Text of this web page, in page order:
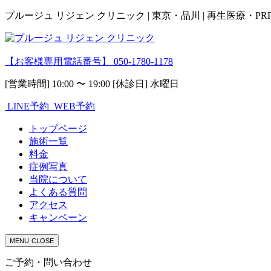
プルージュ リジェン クリニック | 東京・品川 | 再生医療・
【お客様専用電話番号】 050-1780-1178
[営業時間] 10:00 〜 19:00 [休診日] 水曜日
LINE予約 WEB予約
トップページ
施術一覧
料金
症例写真
当院について
よくある質問
アクセス
キャンペーン
MENU CLOSE
ご予約・問い合わせ